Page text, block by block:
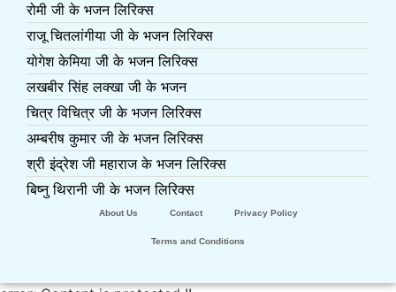
रोमी जी के भजन लिरिक्स
राजू चितलांगीया जी के भजन लिरिक्स
योगेश केमिया जी के भजन लिरिक्स
लखबीर सिंह लक्खा जी के भजन
चित्र विचित्र जी के भजन लिरिक्स
अम्बरीष कुमार जी के भजन लिरिक्स
श्री इंद्रेश जी महाराज के भजन लिरिक्स
बिष्नु थिरानी जी के भजन लिरिक्स
About Us Contact Privacy Policy
Terms and Conditions